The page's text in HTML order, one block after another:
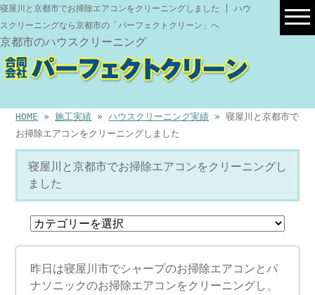
寝屋川と京都市でお掃除エアコンをクリーニングしました | ハウ
スクリーニングなら京都市の「パーフェクトクリーン」へ
京都市のハウスクリーニング
HOME »施工実績 »ハウスクリーニング実績 » 寝屋川と京都市で
お掃除エアコンをクリーニングしました
寝屋川と京都市でお掃除エアコンをクリーニングし
ました
昨日は寝屋川市でシャープのお掃除エアコンとパ
ナソニックのお掃除エアコンをクリーニングし、